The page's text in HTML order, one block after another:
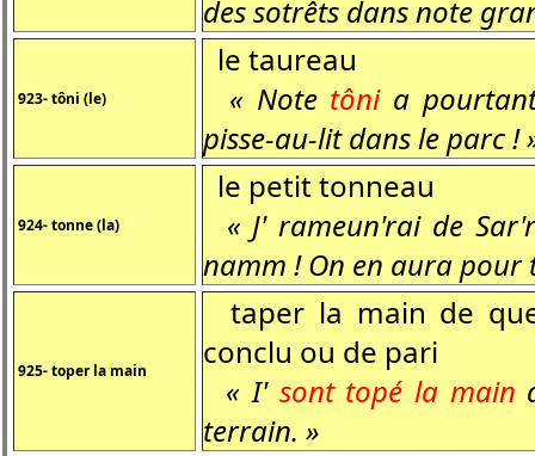
des sotrêts dans note
923- tôni (le)
le taureau
« Note tônia pourtant
pisse-au-lit dans le parc !
924- tonne (la)
le petit tonneau
« J' rameun'rai de
namm ! On en aura pour
925- toper la main
taper la main de
conclu ou de pari
« I' sont topé la main
terrain. »